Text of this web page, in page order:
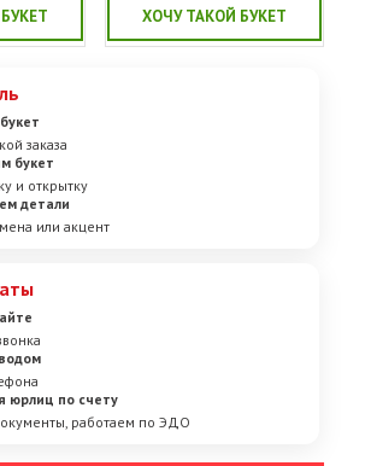
ХОЧУ ТАКОЙ БУКЕТ
заказа
букет
и открытку
детали
или акцент
юрлиц по счету
работаем по ЭДО